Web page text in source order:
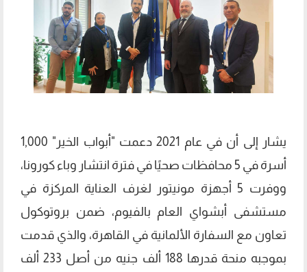
يشار إلى أن في عام 2021 دعمت "أبواب الخير" 1,000
أسرة في 5 محافظات صحيًا في فترة انتشار وباء كورونا،
ووفرت 5 أجهزة مونيتور لغرف العناية المركزة في
مستشفى أبشواي العام بالفيوم، ضمن بروتوكول
تعاون مع السفارة الألمانية في القاهرة، والذي قدمت
بموجبه منحة قدرها 188 ألف جنيه من أصل 233 ألف